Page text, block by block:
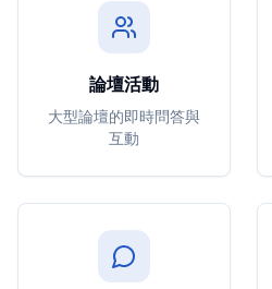
論壇活動
大型論壇的即時問答與
互動